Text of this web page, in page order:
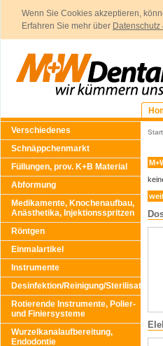
Wenn Sie Cookies akzeptieren,
Erfahren Sie mehr über
Verschiedenes
Schnäppchenmarkt
Füllungen, prov. K+B Material
Abformung
Medikamente, Knochenaufbau,
Anästhetika, Injektionsspritzen
Röntgen
Einmalartikel
Instrumente
Desinfektion/Reinigung/Sterilisation
Rotierende Instrumente, Polier-
und Finiersysteme
Wurzelkanalaufbereitung,
Endodontie